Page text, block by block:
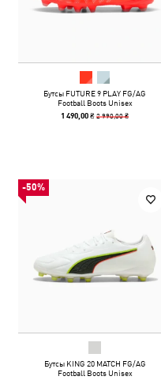
Бутсы FUTURE 9 PLAY FG/AG
Football Boots Unisex
1 490,00 ₴2 990,00 ₴
-50%
Бутсы KING 20 MATCH FG/AG
Football Boots Unisex